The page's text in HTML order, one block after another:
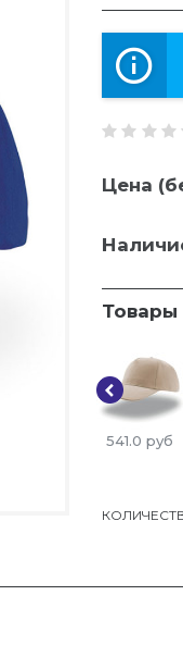
Цена
Товары
541.0 руб